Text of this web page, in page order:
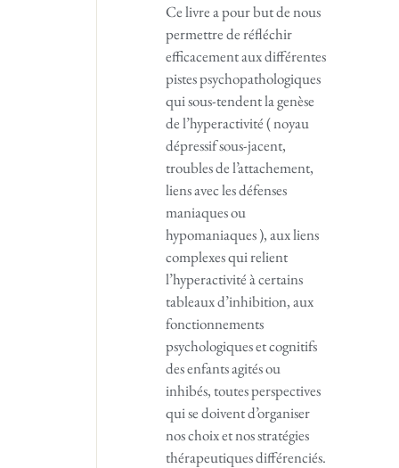
Ce livre a pour but de nous
permettre de réfléchir
efficacement aux différentes
pistes psychopathologiques
qui sous-tendent la genèse
de l’hyperactivité ( noyau
dépressif sous-jacent,
troubles de l’attachement,
liens avec les défenses
maniaques ou
hypomaniaques ), aux liens
complexes qui relient
l’hyperactivité à certains
tableaux d’inhibition, aux
fonctionnements
psychologiques et cognitifs
des enfants agités ou
inhibés, toutes perspectives
qui se doivent d’organiser
nos choix et nos stratégies
thérapeutiques différenciés.